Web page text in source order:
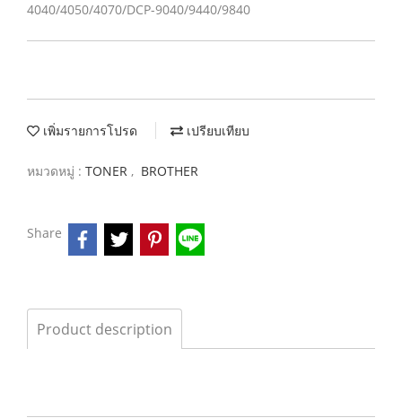
4040/4050/4070/DCP-9040/9440/9840
เพิ่มรายการโปรด เปรียบเทียบ
หมวดหมู่ : TONER , BROTHER
Share
Product description